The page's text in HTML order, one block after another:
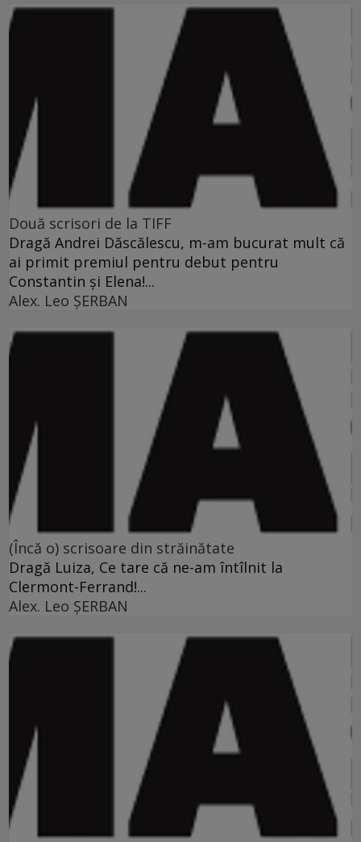
Două scrisori de la TIFF
Dragă Andrei Dăscălescu, m-am bucurat mult că
ai primit premiul pentru debut pentru
Constantin şi Elena!...
Alex. Leo ŞERBAN
(Încă o) scrisoare din străinătate
Dragă Luiza, Ce tare că ne-am întîlnit la
Clermont-Ferrand!...
Alex. Leo ŞERBAN